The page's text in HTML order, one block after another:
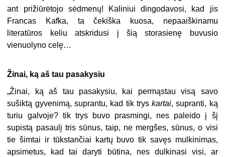
ant prižiūrėtojo sėdmenų! Kaliniui dingodavosi, kad jis
Francas Kafka, ta čekiška kuosa, nepaaiškinamu
literatūros keliu atskridusi į šią storasienę buvusio
vienuolyno celę…
Žinai, ką aš tau pasakysiu
„Žinai, ką aš tau pasakysiu, kai permąstau visą savo
sušiktą gyvenimą, suprantu, kad tik tryskartai, supranti, ką
turiu galvoje? tik trys buvo prasmingi, nes paleido į šį
supistą pasaulį tris sūnus, taip, ne mergšes, sūnus, o visi
tie šimtai ir tūkstančiai kartų buvo tik savęs mulkinimas,
apsimetus, kad tai daryti būtina, nes dulkinasi visi, ar